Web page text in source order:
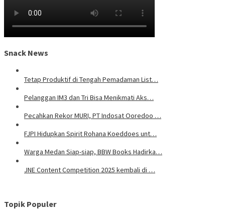
Snack News
Tetap Produktif di Tengah Pemadaman List…
Pelanggan IM3 dan Tri Bisa Menikmati Aks…
Pecahkan Rekor MURI, PT Indosat Ooredoo …
FJPI Hidupkan Spirit Rohana Koeddoes unt…
Warga Medan Siap-siap, BBW Books Hadirka…
JNE Content Competition 2025 kembali di …
Topik Populer